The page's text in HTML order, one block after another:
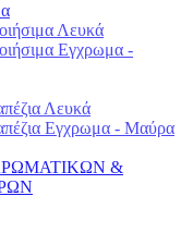
Λευκά
Εγχρωμα -
Λευκά
Εγχρωμα - Μαύρα
&